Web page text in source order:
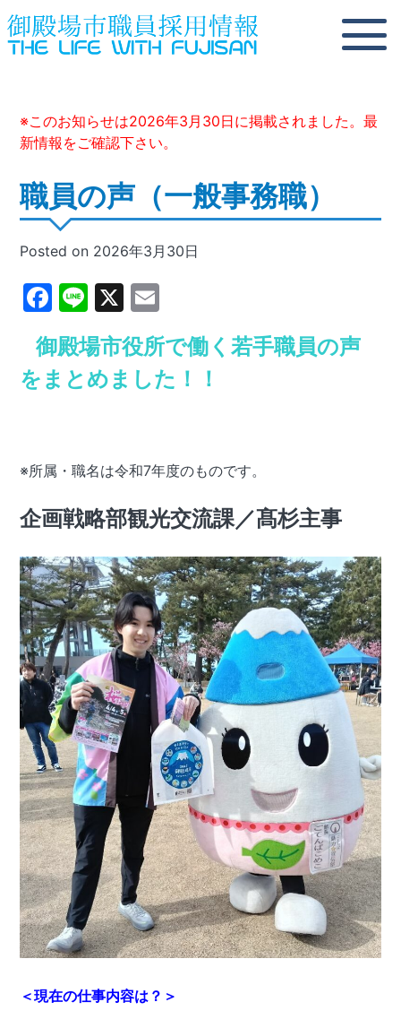
Skip
to
content
※このお知らせは2026年3月30日に掲載されました。最
新情報をご確認下さい。
職員の声（一般事務職）
Posted on 2026年3月30日
Facebook
Line
X
御殿場市役所で働く若手職員の声
をまとめました！！
※所属・職名は令和7年度のものです。
企画戦略部観光交流課／髙杉主事
＜現在の仕事内容は？＞